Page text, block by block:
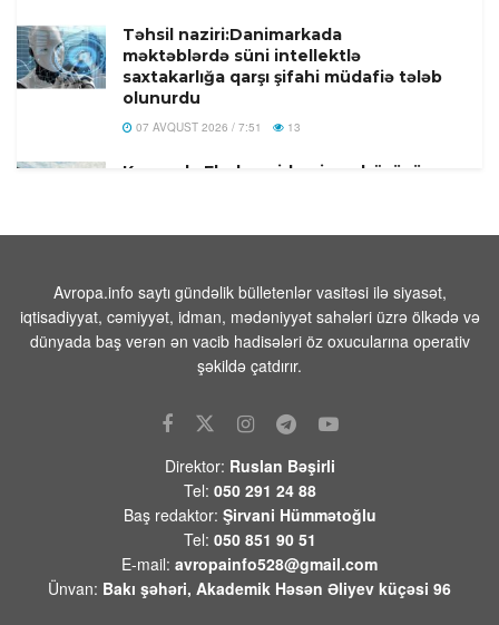
Təhsil naziri:Danimarkada
məktəblərdə süni intellektlə
saxtakarlığa qarşı şifahi müdafiə tələb
olunurdu
07 AVQUST 2026 / 7:51 13
Konqoda Ebola epidemiyası böyüyür,
oluna bilər
07 AVQUST 2026 / 7:32 12
UEFA FİFA təşkilatlarını boykot
06 AVQUST 2026 / 23:15
Suriyanın paytaxtı Dəməşqdə güclü
partlayış: Ölən və yaralananlar var
06 AVQUST 2026 / 23:09 19
Zelenski Ceyhun Bayramovla görüşüb
-Video
06 AVQUST 2026 / 22:46
Avropa.info saytı gündəlik bülletenlər vasitəsi ilə siyasət,
iqtisadiyyat, cəmiyyət, idman, mədəniyyət sahələri üzrə ölkədə və
dünyada baş verən ən vacib hadisələri öz oxucularına operativ
şəkildə çatdırır.
Direktor: Ruslan Bəşirli
Tel: 050 291 24 88
Baş redaktor: Şirvani Hümmətoğlu
Tel: 050 851 90 51
E-mail: avropainfo528@gmail.com
Ünvan: Bakı şəhəri, Akademik Həsən Əliyev küçəsi 96